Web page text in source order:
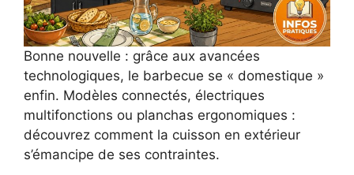
Bonne nouvelle : grâce aux avancées
technologiques, le barbecue se « domestique »
enfin. Modèles connectés, électriques
multifonctions ou planchas ergonomiques :
découvrez comment la cuisson en extérieur
s’émancipe de ses contraintes.